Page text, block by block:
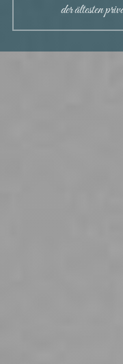
der ältesten